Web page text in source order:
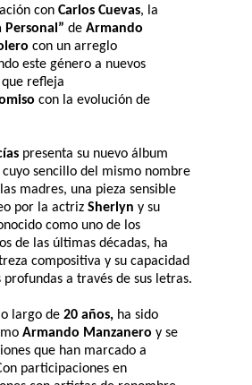
con Carlos Cuevas, la
Personal” de Armando
con un arreglo
este género a nuevos
refleja
con la evolución de
presenta su nuevo álbum
cuyo sencillo del mismo nombre
madres, una pieza sensible
por la actriz Sherlyn y su
como uno de los
de las últimas décadas, ha
compositiva y su capacidad
a través de sus letras.
largo de 20 años, ha sido
Armando Manzanero y se
que han marcado a
participaciones en